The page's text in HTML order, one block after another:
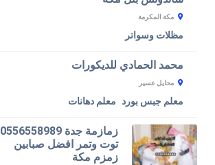
مكة المكرمة
مظلات وسواتر
محمد الحمادي للديكورات
محايل عسير
معلم جبس بورد معلم دهانات
زمازمة جدة 0556558989
توت وتمر افضل صبابين
زمزم مكة